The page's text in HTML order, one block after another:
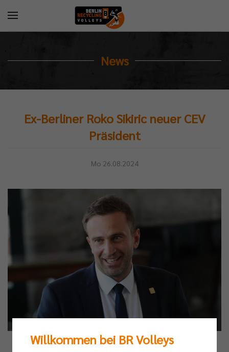
News
Ex-Berliner Roko Sikiric neuer CEV
Präsident
Mo 26.08.2024
Fotos: CEV
Willkommen bei BR Volleys